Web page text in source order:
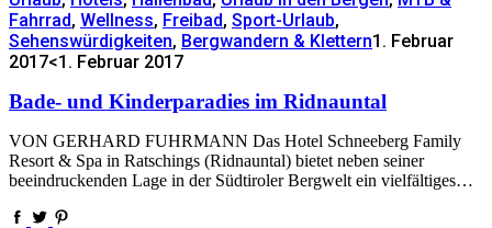
Fahrrad, Wellness, Freibad, Sport-Urlaub,
Sehenswürdigkeiten, Bergwandern & Klettern1. Februar
2017<1. Februar 2017
Bade- und Kinderparadies im Ridnauntal
VON GERHARD FUHRMANN Das Hotel Schneeberg Family
Resort & Spa in Ratschings (Ridnauntal) bietet neben seiner
beeindruckenden Lage in der Südtiroler Bergwelt ein vielfältiges…